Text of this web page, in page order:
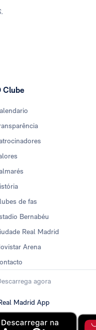
Clube
de fas
Bernabéu
Real Madrid
Arena
agora
Madrid App